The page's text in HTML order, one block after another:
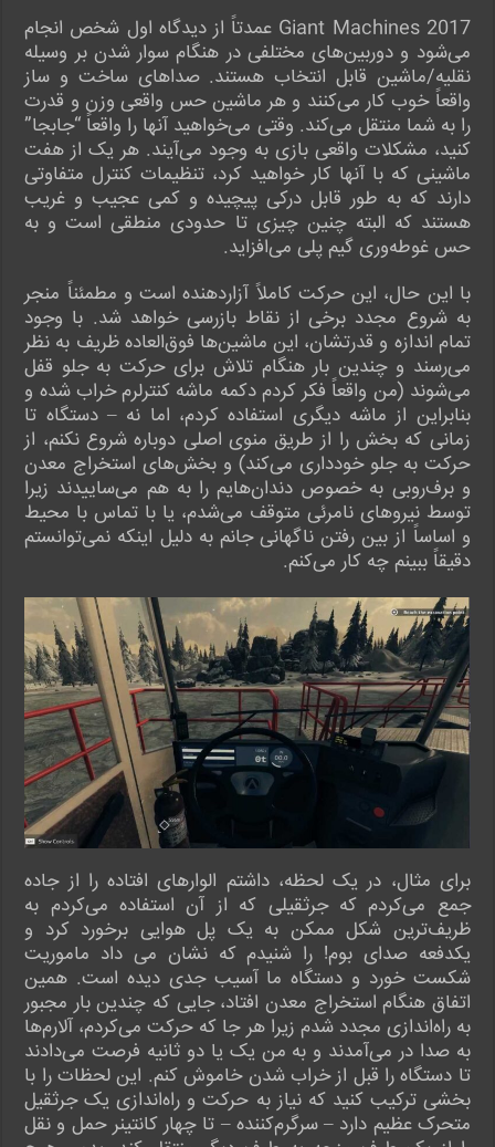
Giant Machines 2017 عمدتاً از دیدگاه اول شخص انجام
می‌شود و دوربین‌های مختلفی در هنگام سوار شدن بر وسیله
نقلیه/ماشین قابل انتخاب هستند. صداهای ساخت و ساز
واقعاً خوب کار می‌کنند و هر ماشین حس واقعی وزن و قدرت
را به شما منتقل می‌کند. وقتی می‌خواهید آنها را واقعاً “جابجا”
کنید، مشکلات واقعی بازی به وجود می‌آیند. هر یک از هفت
ماشینی که با آنها کار خواهید کرد، تنظیمات کنترل متفاوتی
دارند که به طور قابل درکی پیچیده و کمی عجیب و غریب
هستند که البته چنین چیزی تا حدودی منطقی است و به
حس غوطه‌وری گیم پلی می‌افزاید.
با این حال، این حرکت کاملاً آزاردهنده است و مطمئناً منجر
به شروع مجدد برخی از نقاط بازرسی خواهد شد. با وجود
تمام اندازه و قدرتشان، این ماشین‌ها فوق‌العاده ظریف به نظر
می‌رسند و چندین بار هنگام تلاش برای حرکت به جلو قفل
می‌شوند (من واقعاً فکر کردم دکمه ماشه کنترلرم خراب شده و
بنابراین از ماشه دیگری استفاده کردم، اما نه – دستگاه تا
زمانی که بخش را از طریق منوی اصلی دوباره شروع نکنم، از
حرکت به جلو خودداری می‌کند) و بخش‌های استخراج معدن
و برف‌روبی به خصوص دندان‌هایم را به هم می‌ساییدند زیرا
توسط نیروهای نامرئی متوقف می‌شدم، یا با تماس با محیط
و اساساً از بین رفتن ناگهانی جانم به دلیل اینکه نمی‌توانستم
دقیقاً ببینم چه کار می‌کنم.
برای مثال، در یک لحظه، داشتم الوارهای افتاده را از جاده
جمع می‌کردم که جرثقیلی که از آن استفاده می‌کردم به
ظریف‌ترین شکل ممکن به یک پل هوایی برخورد کرد و
یکدفعه صدای بوم! را شنیدم که نشان می داد ماموریت
شکست خورد و دستگاه ما آسیب جدی دیده است. همین
اتفاق هنگام استخراج معدن افتاد، جایی که چندین بار مجبور
به راه‌اندازی مجدد شدم زیرا هر جا که حرکت می‌کردم، آلارم‌ها
به صدا در می‌آمدند و به من یک یا دو ثانیه فرصت می‌دادند
تا دستگاه را قبل از خراب شدن خاموش کنم. این لحظات را با
بخشی ترکیب کنید که نیاز به حرکت و راه‌اندازی یک جرثقیل
متحرک عظیم دارد – سرگرم‌کننده – تا چهار کانتینر حمل و نقل